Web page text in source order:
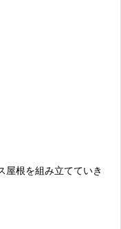
屋根を組み立てていき